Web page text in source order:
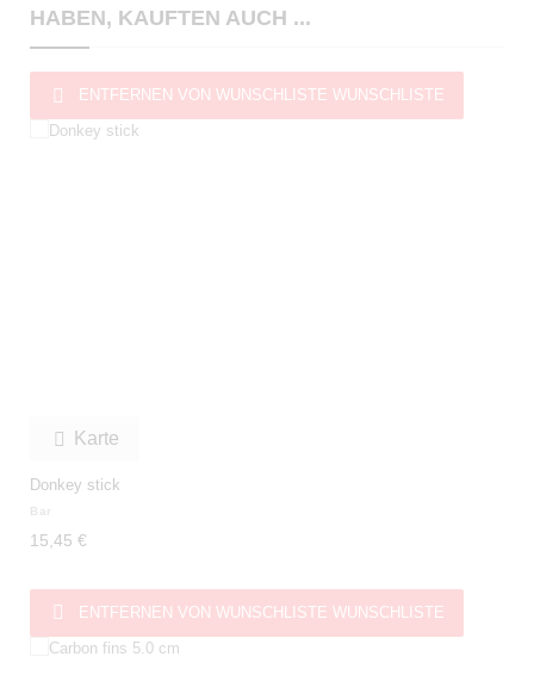
HABEN, KAUFTEN AUCH ...
 ENTFERNEN VON WUNSCHLISTE WUNSCHLISTE
 Karte
Donkey stick
Bar
15,45 €
 ENTFERNEN VON WUNSCHLISTE WUNSCHLISTE